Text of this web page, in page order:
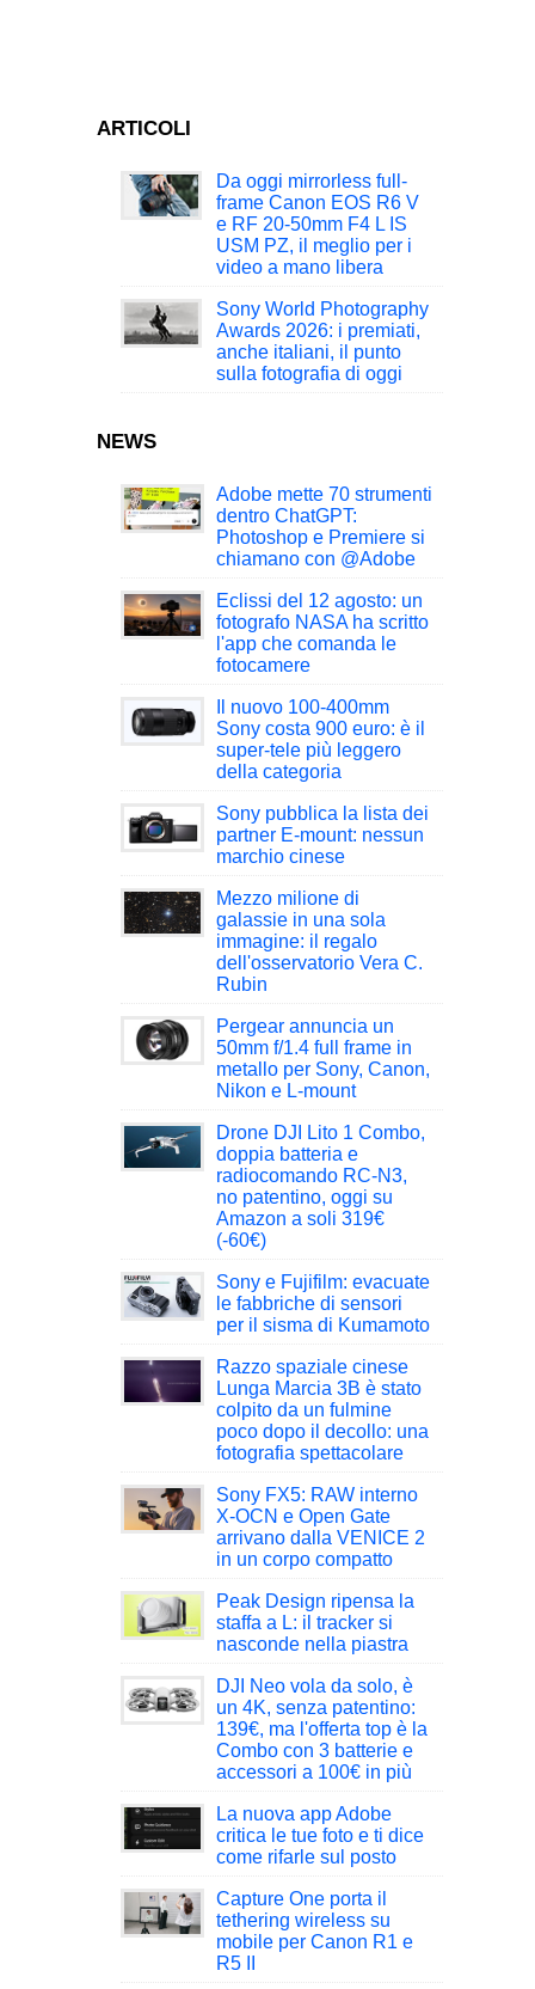
ARTICOLI
Da oggi mirrorless full-
frame Canon EOS R6 V
e RF 20-50mm F4 L IS
USM PZ, il meglio per i
video a mano libera
Sony World Photography
Awards 2026: i premiati,
anche italiani, il punto
sulla fotografia di oggi
NEWS
Adobe mette 70 strumenti
dentro ChatGPT:
Photoshop e Premiere si
chiamano con @Adobe
Eclissi del 12 agosto: un
fotografo NASA ha scritto
l'app che comanda le
fotocamere
Il nuovo 100-400mm
Sony costa 900 euro: è il
super-tele più leggero
della categoria
Sony pubblica la lista dei
partner E-mount: nessun
marchio cinese
Mezzo milione di
galassie in una sola
immagine: il regalo
dell'osservatorio Vera C.
Rubin
Pergear annuncia un
50mm f/1.4 full frame in
metallo per Sony, Canon,
Nikon e L-mount
Drone DJI Lito 1 Combo,
doppia batteria e
radiocomando RC-N3,
no patentino, oggi su
Amazon a soli 319€
(-60€)
Sony e Fujifilm: evacuate
le fabbriche di sensori
per il sisma di Kumamoto
Razzo spaziale cinese
Lunga Marcia 3B è stato
colpito da un fulmine
poco dopo il decollo: una
fotografia spettacolare
Sony FX5: RAW interno
X-OCN e Open Gate
arrivano dalla VENICE 2
in un corpo compatto
Peak Design ripensa la
staffa a L: il tracker si
nasconde nella piastra
DJI Neo vola da solo, è
un 4K, senza patentino:
139€, ma l'offerta top è la
Combo con 3 batterie e
accessori a 100€ in più
La nuova app Adobe
critica le tue foto e ti dice
come rifarle sul posto
Capture One porta il
tethering wireless su
mobile per Canon R1 e
R5 II